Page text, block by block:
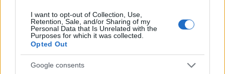
I want to opt-out of Collection, Use,
Retention, Sale, and/or Sharing of my
Personal Data that Is Unrelated with the
Purposes for which it was collected.
Opted Out
Google consents